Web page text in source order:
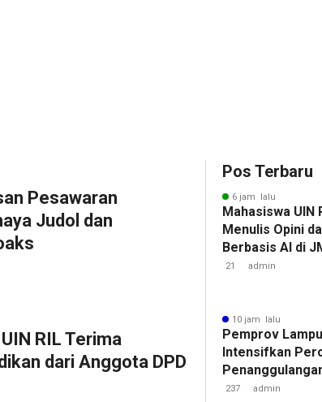
Pesawaran
Judol dan
RIL Terima
dari Anggota DPD
Pos Terbaru
6 jam lalu
Mahasiswa UIN
Menulis Opini
Berbasis AI di
21 admin
10 jam lalu
Pemprov
Intensifkan
Tuberkulosis
237 admin